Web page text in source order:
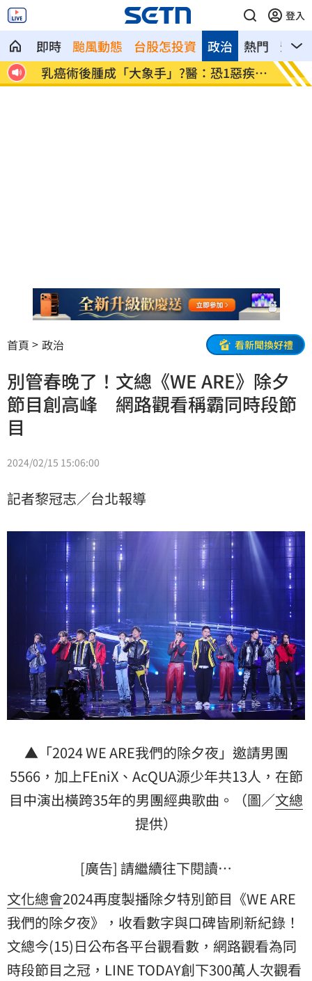
登入
即時 颱風動態 台股怎投資 熱門 影音
政治
殊
乳癌術後腫成「大象手」?醫：恐1惡疾前
兆
外資
首頁 政治 看新聞換好禮
別管春晚了！文總《WE ARE》除夕
節目創高峰 網路觀看稱霸同時段節
目
2024/02/15 15:06:00
記者黎冠志／台北報導
▲「2024 WE ARE我們的除夕夜」邀請男團
5566，加上FEniX、AcQUA源少年共13人，在節
目中演出橫跨35年的男團經典歌曲。（圖／文總
提供）
[廣告] 請繼續往下閱讀…
文化總會2024再度製播除夕特別節目《WE ARE
我們的除夕夜》，收看數字與口碑皆刷新紀錄！
文總今(15)日公布各平台觀看數，網路觀看為同
時段節目之冠，LINE TODAY創下300萬人次觀看